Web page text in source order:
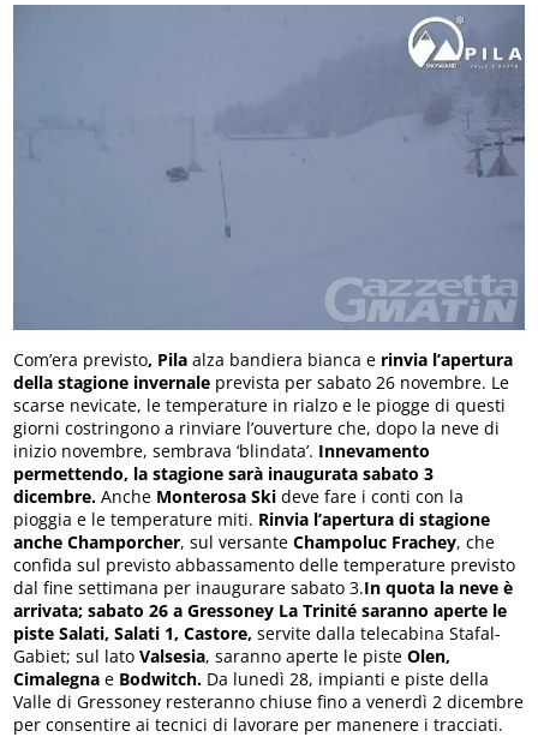
Com’era previsto, Pila alza bandiera bianca e rinvia l’apertura
della stagione invernale prevista per sabato 26 novembre. Le
scarse nevicate, le temperature in rialzo e le piogge di questi
giorni costringono a rinviare l’ouverture che, dopo la neve di
inizio novembre, sembrava ‘blindata’. Innevamento
permettendo, la stagione sarà inaugurata sabato 3
dicembre.Anche Monterosa Ski deve fare i conti con la
pioggia e le temperature miti. Rinvia l’apertura di stagione
anche Champorcher, sul versanteChampoluc Frachey, che
confida sul previsto abbassamento delle temperature previsto
dal fine settimana per inaugurare sabato 3.In quota la neve è
arrivata; sabato 26 a Gressoney La Trinité saranno aperte le
piste Salati, Salati 1, Castore, servite dalla telecabina Stafal-
Gabiet; sul latoValsesia, saranno aperte le pisteOlen,
Cimalegnae Bodwitch. Da lunedì 28, impianti e piste della
Valle di Gressoney resteranno chiuse fino a venerdì 2 dicembre
per consentire ai tecnici di lavorare per manenere i tracciati.